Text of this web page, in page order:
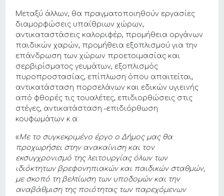
Μεταξύ άλλων, θα πραγματοποιηθούν εργασίες
διαμορφώσεις υπαίθριων χώρων,
αντικαταστάσεις καλοριφέρ, προμήθεια οργάνων
παιδικών χαρών, προμήθεια εξοπλισμού για την
επάνδρωση των χώρων προετοιμασίας και
σερβιρίσματος γευμάτων, εξοπλισμός
πυροπροστασίας, επίπλωση όπου απαιτείται,
αντικατάσταση πορσελάνων και εδικών υγιεινής
από φθορές τις τουαλέτες, επιδιορθώσεις στις
στέγες, αντικατάσταση –επιδιόρθωση
κουφωμάτων κ.α.
«Με το συγκεκριμένο έργο ο Δήμος μας θα
προχωρήσει στην ανακαίνιση και τον
εκσυγχρονισμό της λειτουργίας όλων των
ιδιόκτητων βρεφονηπιακών και παιδικών σταθμών,
με σκοπό τη βελτίωση των υποδομών και την
αναβάθμιση της ποιότητας των παρεχόμενων